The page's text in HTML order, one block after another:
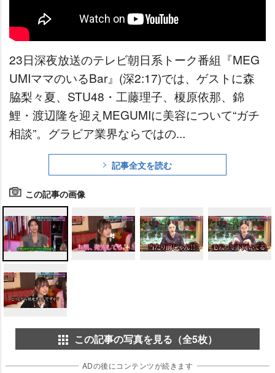
23日深夜放送のテレビ朝日系トーク番組『MEG
UMIママのいるBar』(深2:17)では、ゲストに森
脇梨々夏、STU48・工藤理子、榎原依那、錦
鯉・渡辺隆を迎えMEGUMIに美容について“ガチ
相談”。グラビア業界ならではの...
記事全文を読む
この記事の画像
この記事の写真を見る（全5枚）
ADの後にコンテンツが続きます